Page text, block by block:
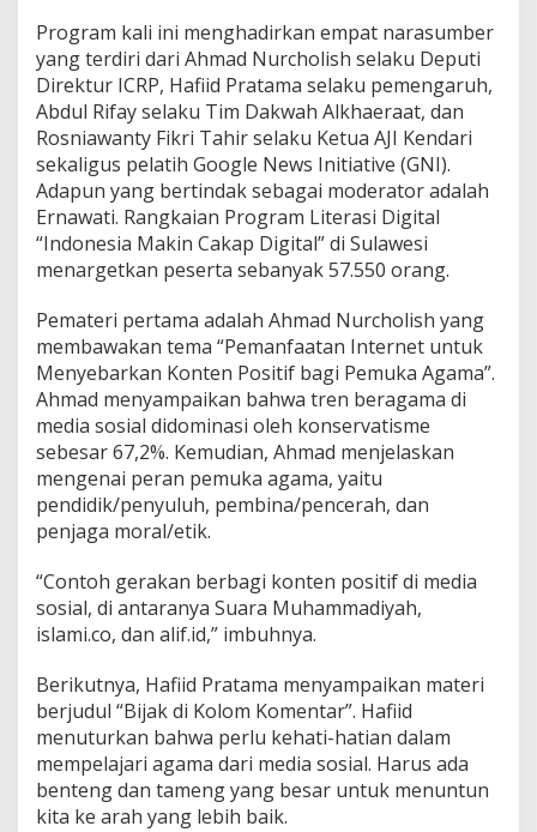
Program kali ini menghadirkan empat narasumber
yang terdiri dari Ahmad Nurcholish selaku Deputi
Direktur ICRP, Hafiid Pratama selaku pemengaruh,
Abdul Rifay selaku Tim Dakwah Alkhaeraat, dan
Rosniawanty Fikri Tahir selaku Ketua AJI Kendari
sekaligus pelatih Google News Initiative (GNI).
Adapun yang bertindak sebagai moderator adalah
Ernawati. Rangkaian Program Literasi Digital
“Indonesia Makin Cakap Digital” di Sulawesi
menargetkan peserta sebanyak 57.550 orang.
Pemateri pertama adalah Ahmad Nurcholish yang
membawakan tema “Pemanfaatan Internet untuk
Menyebarkan Konten Positif bagi Pemuka Agama”.
Ahmad menyampaikan bahwa tren beragama di
media sosial didominasi oleh konservatisme
sebesar 67,2%. Kemudian, Ahmad menjelaskan
mengenai peran pemuka agama, yaitu
pendidik/penyuluh, pembina/pencerah, dan
penjaga moral/etik.
“Contoh gerakan berbagi konten positif di media
sosial, di antaranya Suara Muhammadiyah,
islami.co, dan alif.id,” imbuhnya.
Berikutnya, Hafiid Pratama menyampaikan materi
berjudul “Bijak di Kolom Komentar”. Hafiid
menuturkan bahwa perlu kehati-hatian dalam
mempelajari agama dari media sosial. Harus ada
benteng dan tameng yang besar untuk menuntun
kita ke arah yang lebih baik.